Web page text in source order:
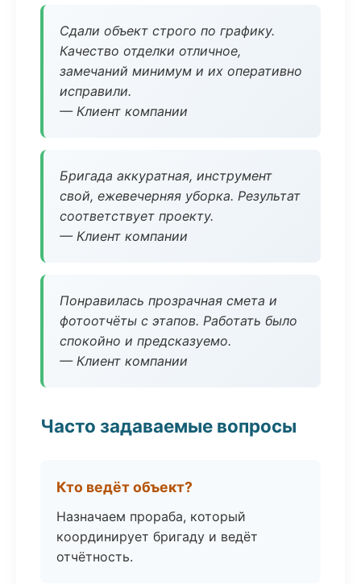
Сдали объект строго по графику.
Качество отделки отличное,
замечаний минимум и их оперативно
исправили.
— Клиент компании
Бригада аккуратная, инструмент
свой, ежевечерняя уборка. Результат
соответствует проекту.
— Клиент компании
Понравилась прозрачная смета и
фотоотчёты с этапов. Работать было
спокойно и предсказуемо.
— Клиент компании
Часто задаваемые вопросы
Кто ведёт объект?
Назначаем прораба, который
координирует бригаду и ведёт
отчётность.